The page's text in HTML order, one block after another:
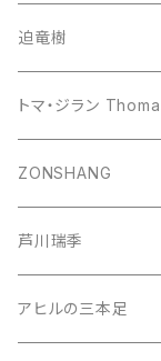
迫竜樹
トマ・ジラン
ZONSHANG
芦川瑞季
アヒルの三本足